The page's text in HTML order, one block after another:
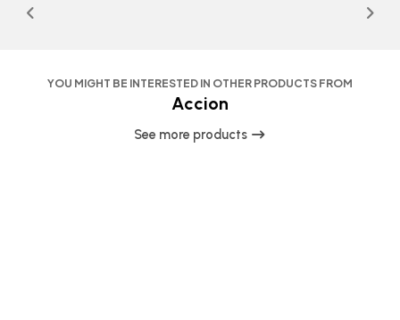
YOU MIGHT BE INTERESTED IN OTHER PRODUCTS FROM
Accion
See more products